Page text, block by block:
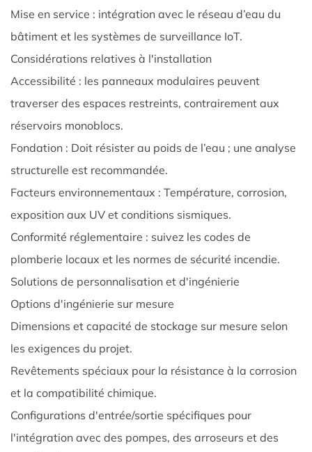
Qu'est-
ce
fait
Réservoirs
de
stockage
d'eau
différent
des
chars
traditionnels
2.
Comment
un
réservoirs
d'eau
froide
Mise en service : intégration avec le réseau d’eau du
bâtiment et les systèmes de surveillance IoT.
Considérations relatives à l'installation
Accessibilité : les panneaux modulaires peuvent
traverser des espaces restreints, contrairement aux
réservoirs monoblocs.
Fondation : Doit résister au poids de l’eau ; une analyse
structurelle est recommandée.
Facteurs environnementaux : Température, corrosion,
exposition aux UV et conditions sismiques.
Conformité réglementaire : suivez les codes de
plomberie locaux et les normes de sécurité incendie.
Solutions de personnalisation et d'ingénierie
Options d'ingénierie sur mesure
Dimensions et capacité de stockage sur mesure selon
les exigences du projet.
Revêtements spéciaux pour la résistance à la corrosion
et la compatibilité chimique.
Configurations d'entrée/sortie spécifiques pour
l'intégration avec des pompes, des arroseurs et des